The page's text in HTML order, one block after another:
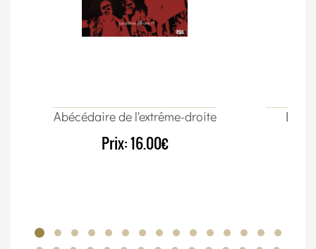
Abécédaire de l'extrême-droite
Prix:16.00€